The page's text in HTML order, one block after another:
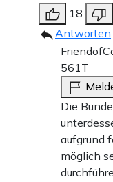
18
Antworten
561T
Die
aufgrund
möglich